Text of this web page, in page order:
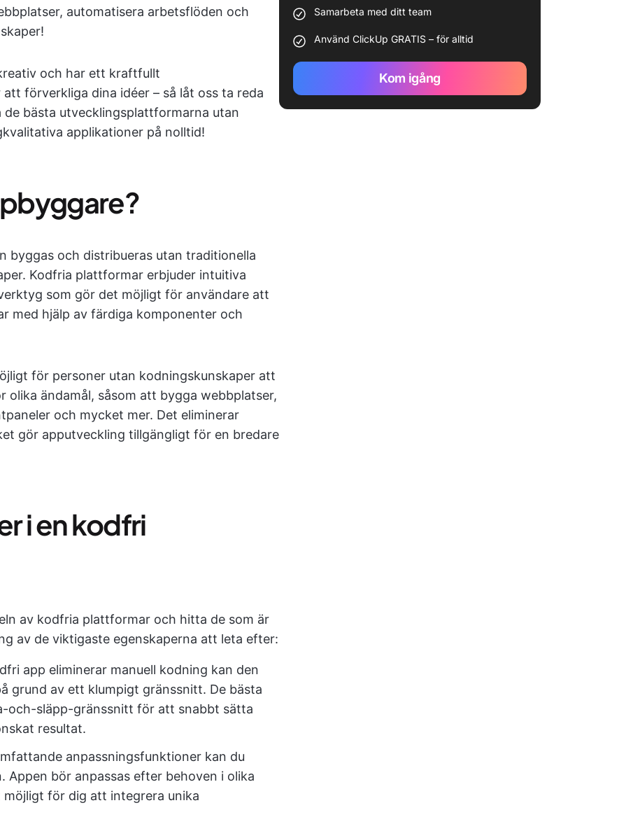
automatisera arbetsflöden och
och har ett kraftfullt
förverkliga dina idéer – så låt oss ta reda
bästa utvecklingsplattformarna utan
applikationer på nolltid!
byggas och distribueras utan traditionella
Kodfria plattformar erbjuder intuitiva
som gör det möjligt för användare att
med hjälp av färdiga komponenter och
för personer utan kodningskunskaper att
olika ändamål, såsom att bygga webbplatser,
och mycket mer. Det eliminerar
gör apputveckling tillgängligt för en bredare
i en kodfri
av kodfria plattformar och hitta de som är
av de viktigaste egenskaperna att leta efter:
app eliminerar manuell kodning kan den
grund av ett klumpigt gränssnitt. De bästa
och-släpp-gränssnitt för att snabbt sätta
resultat.
anpassningsfunktioner kan du
Appen bör anpassas efter behoven i olika
för dig att integrera unika
Samarbeta med ditt team
Använd ClickUp GRATIS – för alltid
Kom igång